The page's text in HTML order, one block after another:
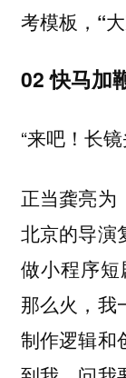
考模板，“
02 快马加
“来吧！长
正当龚亮为
北京的导演
做小程序短
那么火，我
制作逻辑和